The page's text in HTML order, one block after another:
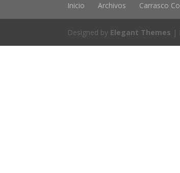
Inicio Archivos Carrasco
Designed by Elegant Themes |